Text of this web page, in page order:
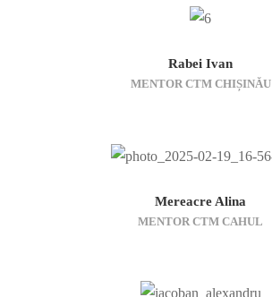
Rabei Ivan
MENTOR CTM CHIȘINĂU
Mereacre Alina
MENTOR CTM CAHUL